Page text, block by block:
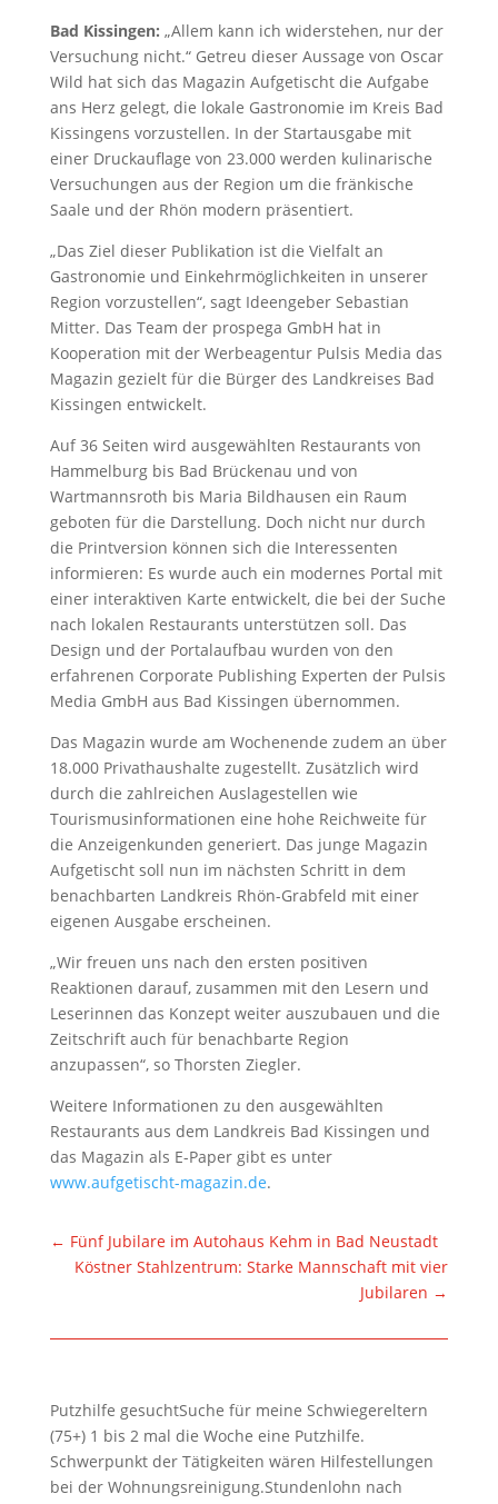
Bad Kissingen: „Allem kann ich widerstehen, nur der
Versuchung nicht.“ Getreu dieser Aussage von Oscar
Wild hat sich das Magazin Aufgetischt die Aufgabe
ans Herz gelegt, die lokale Gastronomie im Kreis Bad
Kissingens vorzustellen. In der Startausgabe mit
einer Druckauflage von 23.000 werden kulinarische
Versuchungen aus der Region um die fränkische
Saale und der Rhön modern präsentiert.
„Das Ziel dieser Publikation ist die Vielfalt an
Gastronomie und Einkehrmöglichkeiten in unserer
Region vorzustellen“, sagt Ideengeber Sebastian
Mitter. Das Team der prospega GmbH hat in
Kooperation mit der Werbeagentur Pulsis Media das
Magazin gezielt für die Bürger des Landkreises Bad
Kissingen entwickelt.
Auf 36 Seiten wird ausgewählten Restaurants von
Hammelburg bis Bad Brückenau und von
Wartmannsroth bis Maria Bildhausen ein Raum
geboten für die Darstellung. Doch nicht nur durch
die Printversion können sich die Interessenten
informieren: Es wurde auch ein modernes Portal mit
einer interaktiven Karte entwickelt, die bei der Suche
nach lokalen Restaurants unterstützen soll. Das
Design und der Portalaufbau wurden von den
erfahrenen Corporate Publishing Experten der Pulsis
Media GmbH aus Bad Kissingen übernommen.
Das Magazin wurde am Wochenende zudem an über
18.000 Privathaushalte zugestellt. Zusätzlich wird
durch die zahlreichen Auslagestellen wie
Tourismusinformationen eine hohe Reichweite für
die Anzeigenkunden generiert. Das junge Magazin
Aufgetischt soll nun im nächsten Schritt in dem
benachbarten Landkreis Rhön-Grabfeld mit einer
eigenen Ausgabe erscheinen.
„Wir freuen uns nach den ersten positiven
Reaktionen darauf, zusammen mit den Lesern und
Leserinnen das Konzept weiter auszubauen und die
Zeitschrift auch für benachbarte Region
anzupassen“, so Thorsten Ziegler.
Weitere Informationen zu den ausgewählten
Restaurants aus dem Landkreis Bad Kissingen und
das Magazin als E-Paper gibt es unter
www.aufgetischt-magazin.de.
← Fünf Jubilare im Autohaus Kehm in Bad Neustadt
Köstner Stahlzentrum: Starke Mannschaft mit vier
Jubilaren →
Putzhilfe gesuchtSuche für meine Schwiegereltern
(75+) 1 bis 2 mal die Woche eine Putzhilfe.
Schwerpunkt der Tätigkeiten wären Hilfestellungen
bei der Wohnungsreinigung.Stundenlohn nach